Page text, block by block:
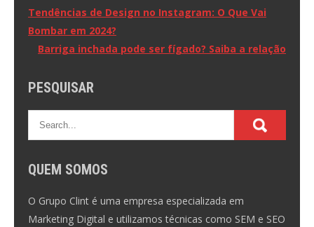
Navegação
de
Post
Tendências de Design no Instagram: O Que Vai
Bombar em 2024?
Barriga inchada pode ser fígado? Saiba a relação
PESQUISAR
QUEM SOMOS
O Grupo Clint é uma empresa especializada em
Marketing Digital e utilizamos técnicas como SEM e SEO